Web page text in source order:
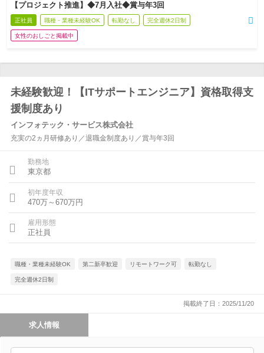
【プロジェクト推進】◆7月入社◆賞与年3回
正社員 職種・業種未経験OK 転勤なし 完全週休2日制
女性のおしごと掲載中
未経験歓迎！【ITサポートエンジニア】資格取得支
援制度あり
インフォテック・サービス株式会社
充実の2ヵ月研修あり／退職金制度あり／賞与年3回
勤務地
東京都
初年度年収
470万～670万円
雇用形態
正社員
職種・業種未経験OK 第二新卒歓迎 リモートワーク可 転勤なし
完全週休2日制
掲載終了日：2025/11/20
求人情報